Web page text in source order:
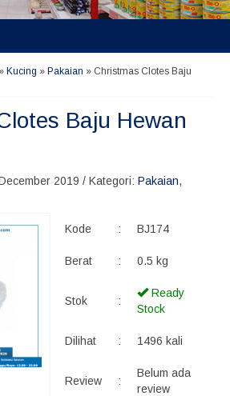
» Kucing » Pakaian » Christmas Clotes Baju
Baju Hewan
2019 / Kategori: Pakaian,
Kode : BJ174
Berat : 0.5 kg
Stok :
Ready
Stock
Dilihat : 1496 kali
Review :
Belum ada
review